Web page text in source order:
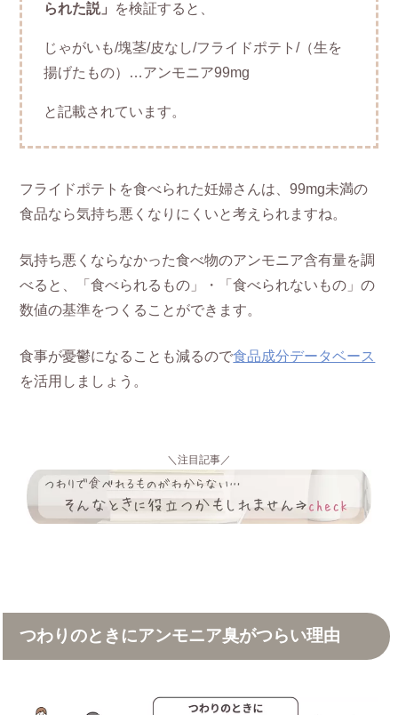
られた説」 を検証すると、
じゃがいも/塊茎/皮なし/フライドポテト/（生を
揚げたもの）…アンモニア99mg
と記載されています。
フライドポテトを食べられた妊婦さんは、99mg未満の
食品なら気持ち悪くなりにくいと考えられますね。
気持ち悪くならなかった食べ物のアンモニア含有量を調
べると、「食べられるもの」・「食べられないもの」の
数値の基準をつくることができます。
食事が憂鬱になることも減るので食品成分データベース
を活用しましょう。
＼注目記事／
つわりのときにアンモニア臭がつらい理由